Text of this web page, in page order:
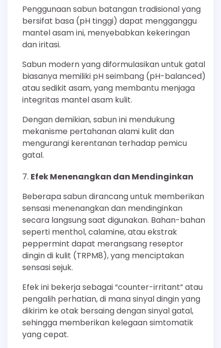
Penggunaan sabun batangan tradisional yang
bersifat basa (pH tinggi) dapat mengganggu
mantel asam ini, menyebabkan kekeringan
dan iritasi.
Sabun modern yang diformulasikan untuk gatal
biasanya memiliki pH seimbang (pH-balanced)
atau sedikit asam, yang membantu menjaga
integritas mantel asam kulit.
Dengan demikian, sabun ini mendukung
mekanisme pertahanan alami kulit dan
mengurangi kerentanan terhadap pemicu
gatal.
Efek Menenangkan dan Mendinginkan
Beberapa sabun dirancang untuk memberikan
sensasi menenangkan dan mendinginkan
secara langsung saat digunakan. Bahan-bahan
seperti menthol, calamine, atau ekstrak
peppermint dapat merangsang reseptor
dingin di kulit (TRPM8), yang menciptakan
sensasi sejuk.
Efek ini bekerja sebagai “counter-irritant” atau
pengalih perhatian, di mana sinyal dingin yang
dikirim ke otak bersaing dengan sinyal gatal,
sehingga memberikan kelegaan simtomatik
yang cepat.